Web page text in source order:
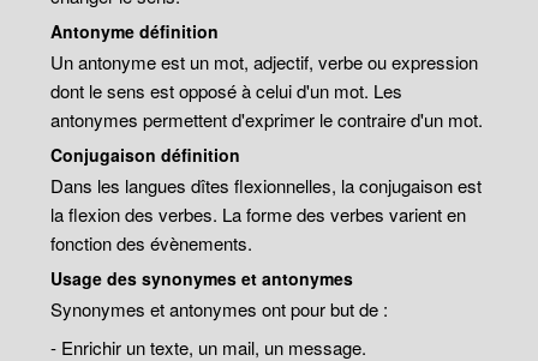
Antonyme définition
Un antonyme est un mot, adjectif, verbe ou expression
dont le sens est opposé à celui d'un mot. Les
antonymes permettent d'exprimer le contraire d'un mot.
Conjugaison définition
Dans les langues dîtes flexionnelles, la conjugaison est
la flexion des verbes. La forme des verbes varient en
fonction des évènements.
Usage des synonymes et antonymes
Synonymes et antonymes ont pour but de :
- Enrichir un texte, un mail, un message.